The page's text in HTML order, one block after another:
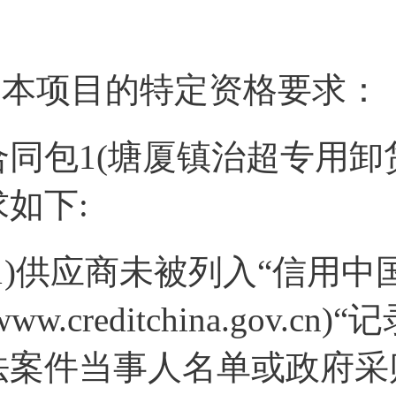
项目的特定资格要求：
同包1(塘厦镇治超专用
如下:
供应商未被列入“信用中
案件当事人名单或政府